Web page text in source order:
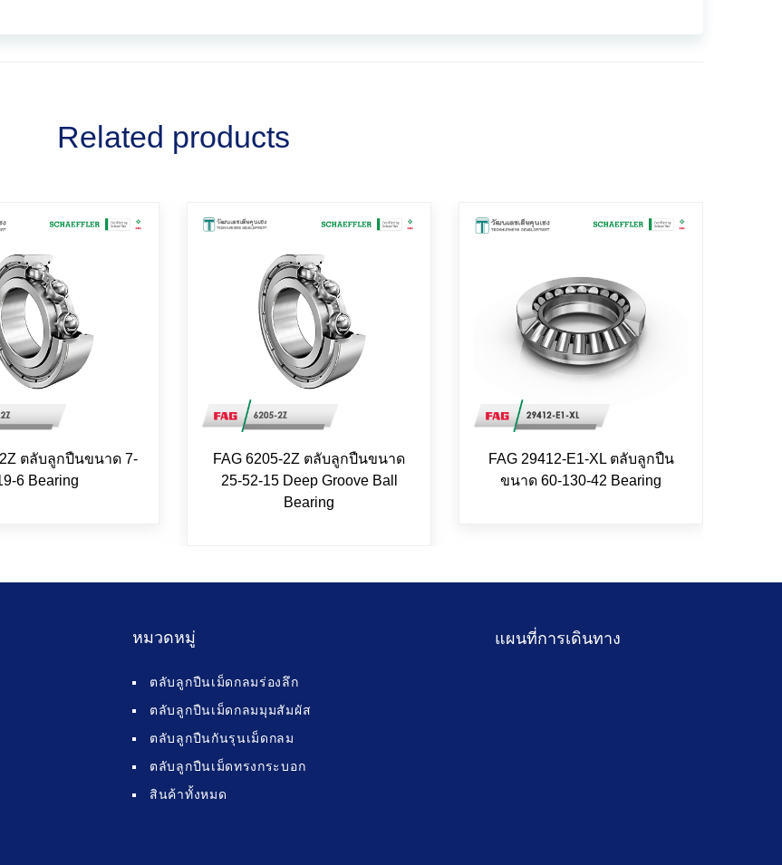
Related products
2Z ตลับลูกปืนขนาด 7-
6 Bearing
FAG 6205-2Z ตลับลูกปืนขนาด
25-52-15 Deep Groove Ball
Bearing
FAG 29412-E1-XL ตลับลูกปืน
ขนาด 60-130-42 Bearing
หมวดหมู่
ตลับลูกปืนเม็ดกลมร่องลึก
ตลับลูกปืนเม็ดกลมมุมสัมผัส
ตลับลูกปืนกันรุนเม็ดกลม
ตลับลูกปืนเม็ดทรงกระบอก
สินค้าทั้งหมด
แผนที่การเดินทาง